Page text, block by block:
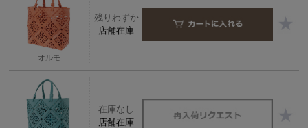
オルモ
残りわずか
店舗在庫
在庫なし
店舗在庫